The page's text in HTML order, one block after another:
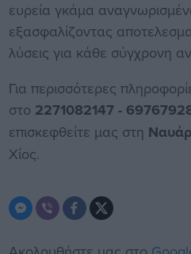
ευρεία γκάμα
εξασφαλίζοντας
λύσεις για κάθε σύγχρονη
Για περισσότερες
στο 2271082147 -
επισκεφθείτε μας στη
Χίος.